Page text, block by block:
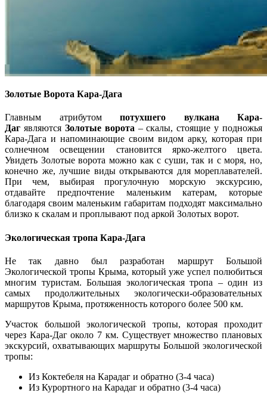
Золотые Ворота Кара-Дага
Главным атрибутом потухшего вулкана Кара-
Даг являются Золотые ворота – скалы, стоящие у подножья
Кара-Дага и напоминающие своим видом арку, которая при
солнечном освещении становится ярко-желтого цвета.
Увидеть Золотые ворота можно как с суши, так и с моря, но,
конечно же, лучшие виды открываются для мореплавателей.
При чем, выбирая прогулочную морскую экскурсию,
отдавайте предпочтение маленьким катерам, которые
благодаря своим маленьким габаритам подходят максимально
близко к скалам и проплывают под аркой Золотых ворот.
Экологическая тропа Кара-Дага
Не так давно был разработан маршрут Большой
Экологической тропы Крыма, который уже успел полюбиться
многим туристам. Большая экологическая тропа – один из
самых продолжительных экологически-образовательных
маршрутов Крыма, протяженность которого более 500 км.
Участок большой экологической тропы, которая проходит
через Кара-Даг около 7 км. Существует множество плановых
экскурсий, охватывающих маршруты Большой экологической
тропы:
Из Коктебеля на Карадаг и обратно (3-4 часа)
Из Курортного на Карадаг и обратно (3-4 часа)